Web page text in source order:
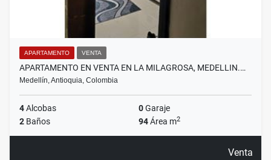
APARTAMENTO VENTA
APARTAMENTO EN VENTA EN LA MILAGROSA, MEDELLIN.…
Medellín, Antioquia, Colombia
4Alcobas 0Garaje
2 Baños 94Área m2
Venta